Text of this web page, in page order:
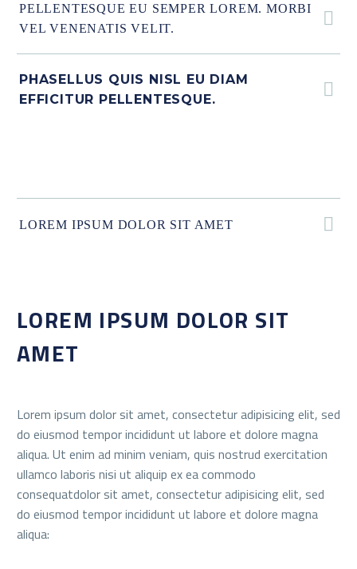
PELLENTESQUE EU SEMPER LOREM. MORBI
VEL VENENATIS VELIT.
PHASELLUS QUIS NISL EU DIAM
EFFICITUR PELLENTESQUE.
LOREM IPSUM DOLOR SIT AMET
LOREM IPSUM DOLOR SIT
AMET
Lorem ipsum dolor sit amet, consectetur adipisicing elit, sed
do eiusmod tempor incididunt ut labore et dolore magna
aliqua. Ut enim ad minim veniam, quis nostrud exercitation
ullamco laboris nisi ut aliquip ex ea commodo
consequatdolor sit amet, consectetur adipisicing elit, sed
do eiusmod tempor incididunt ut labore et dolore magna
aliqua: